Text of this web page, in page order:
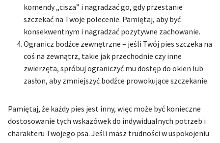
komendy „cisza” i nagradzać go, gdy przestanie
szczekać na Twoje polecenie. Pamiętaj, aby być
konsekwentnym i nagradzać pozytywne zachowanie.
Ogranicz bodźce zewnętrzne – jeśli Twój pies szczeka na
coś na zewnątrz, takie jak przechodnie czy inne
zwierzęta, spróbuj ograniczyć mu dostęp do okien lub
zasłon, aby zmniejszyć bodźce prowokujące szczekanie.
Pamiętaj, że każdy pies jest inny, więc może być konieczne
dostosowanie tych wskazówek do indywidualnych potrzeb i
charakteru Twojego psa. Jeśli masz trudności w uspokojeniu